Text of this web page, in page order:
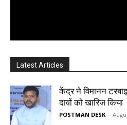
Latest Articles
केंद्र ने विमानन
दावों को खारिज किया
POSTMAN DESK -